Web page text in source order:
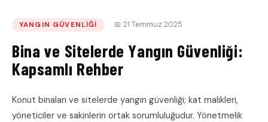
YANGIN GÜVENLIĞI 📅 21 Temmuz 2025
Bina ve Sitelerde Yangın Güvenliği:
Kapsamlı Rehber
Konut binaları ve sitelerde yangın güvenliği; kat malikleri,
yöneticiler ve sakinlerin ortak sorumluluğudur. Yönetmelik